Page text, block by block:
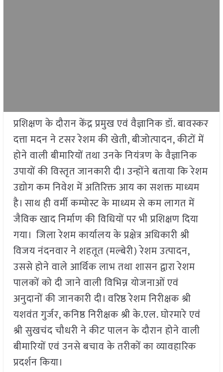
प्रशिक्षण के दौरान केंद्र प्रमुख एवं वैज्ञानिक डॉ. बावस्कर
दत्ता मदन ने टसर रेशम की खेती, बीजोत्पादन, कीटों में
होने वाली बीमारियों तथा उनके नियंत्रण के वैज्ञानिक
उपायों की विस्तृत जानकारी दी। उन्होंने बताया कि रेशम
उद्योग कम निवेश में अतिरिक्त आय का सशक्त माध्यम
है। साथ ही वर्मी कम्पोस्ट के माध्यम से कम लागत में
जैविक खाद निर्माण की विधियों पर भी प्रशिक्षण दिया
गया। जिला रेशम कार्यालय के प्रक्षेत्र अधिकारी श्री
विजय नंदनवार ने शहतूत (मल्बेरी) रेशम उत्पादन,
उससे होने वाले आर्थिक लाभ तथा शासन द्वारा रेशम
पालकों को दी जाने वाली विभिन्न योजनाओं एवं
अनुदानों की जानकारी दी। वरिष्ठ रेशम निरीक्षक श्री
यशवंत गुर्जर, कनिष्ठ निरीक्षक श्री के.एल. घोरमारे एवं
श्री सुखचंद चौधरी ने कीट पालन के दौरान होने वाली
बीमारियों एवं उनसे बचाव के तरीकों का व्यावहारिक
प्रदर्शन किया।